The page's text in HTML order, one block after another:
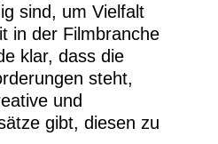
sind, um Vielfalt
in der Filmbranche
klar, dass die
steht,
und
gibt, diesen zu